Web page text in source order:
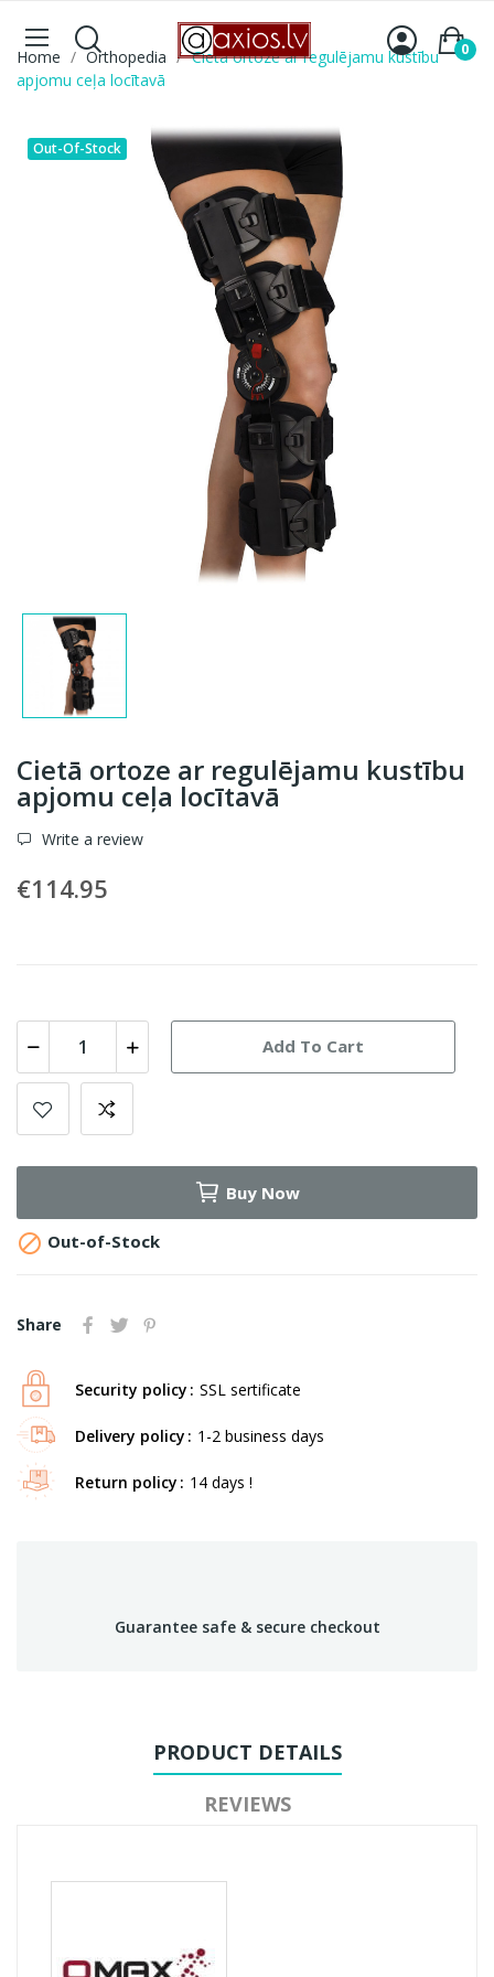
0
Home Orthopedia
Cietā ortoze ar regulējamu kustību
apjomu ceļa locītavā
Out-Of-Stock
Cietā ortoze ar regulējamu kustību
apjomu ceļa locītavā
Write a review
€114.95
Add To Cart
Buy Now
 Out-of-Stock
Share
Security policy SSL sertificate
Delivery policy 1-2 business days
Return policy 14 days !
Guarantee safe & secure checkout
PRODUCT DETAILS
REVIEWS